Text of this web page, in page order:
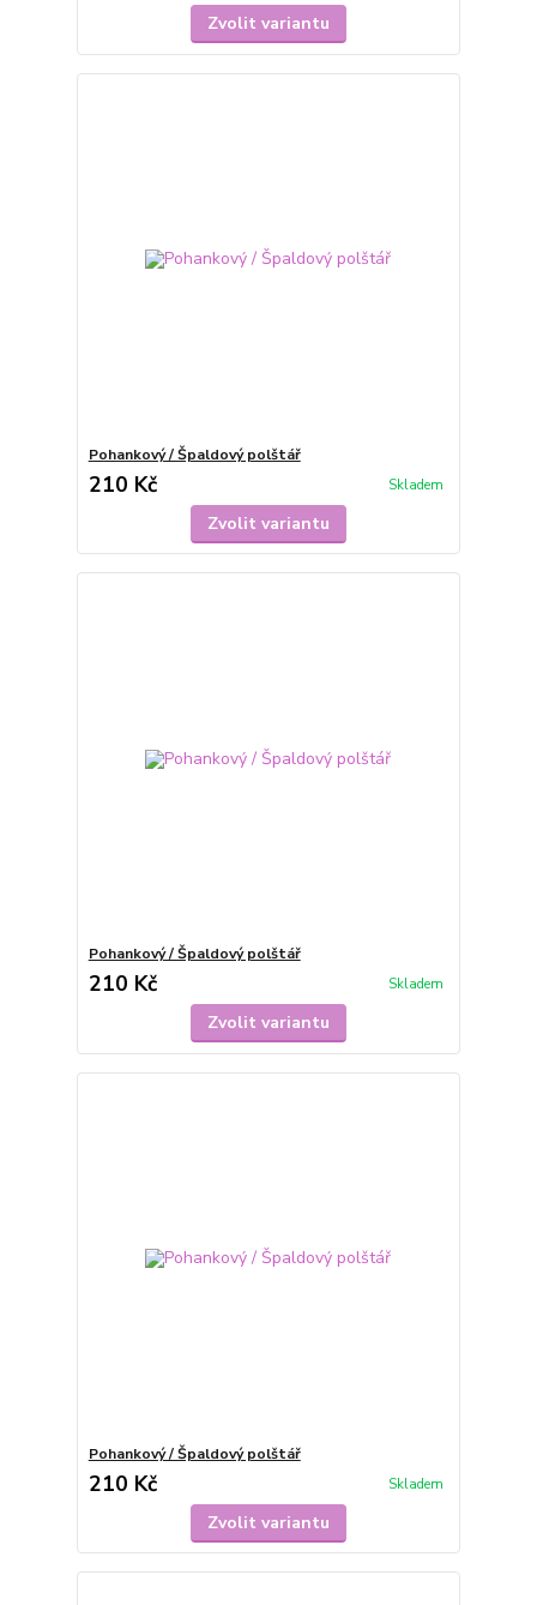
Zvolit variantu
Pohankový / Špaldový polštář
210 Kč Skladem
Zvolit variantu
Pohankový / Špaldový polštář
210 Kč Skladem
Zvolit variantu
Pohankový / Špaldový polštář
210 Kč Skladem
Zvolit variantu